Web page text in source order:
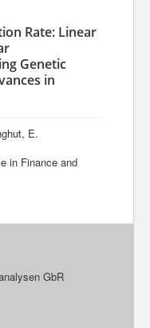
Rate: Linear
Genetic
in
E.
in Finance and
GbR